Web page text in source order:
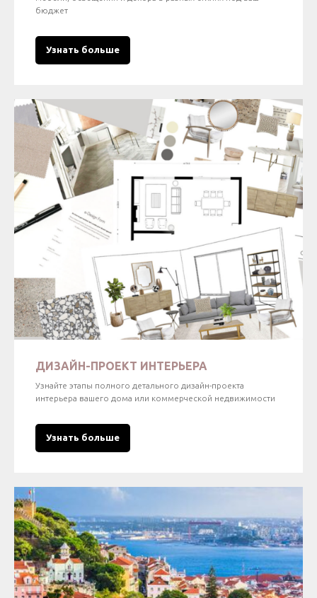
бюджет
Узнать больше
ДИЗАЙН-ПРОЕКТ ИНТЕРЬЕРА
Узнайте этапы полного детального дизайн-проекта
интерьера вашего дома или коммерческой недвижимости
Узнать больше